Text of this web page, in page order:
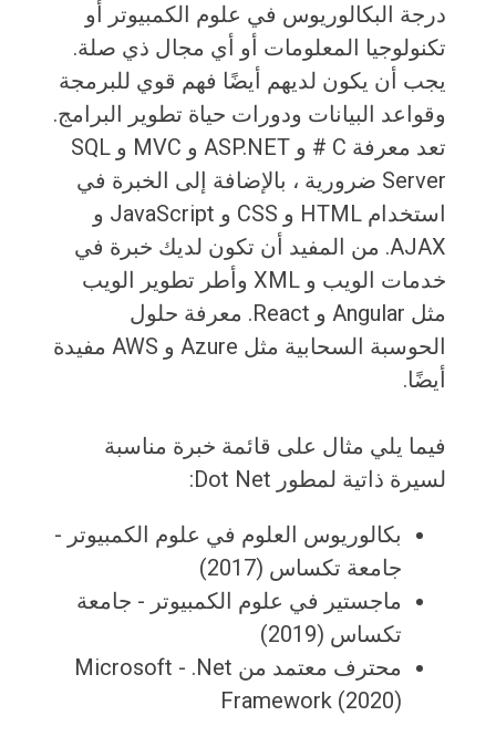
درجة البكالوريوس في علوم الكمبيوتر أو
تكنولوجيا المعلومات أو أي مجال ذي صلة.
يجب أن يكون لديهم أيضًا فهم قوي للبرمجة
وقواعد البيانات ودورات حياة تطوير البرامج.
تعد معرفة C # و ASP.NET و MVC و SQL
Server ضرورية ، بالإضافة إلى الخبرة في
استخدام HTML و CSS و JavaScript و
AJAX. من المفيد أن تكون لديك خبرة في
خدمات الويب و XML وأطر تطوير الويب
مثل Angular و React. معرفة حلول
الحوسبة السحابية مثل Azure و AWS مفيدة
أيضًا.
فيما يلي مثال على قائمة خبرة مناسبة
لسيرة ذاتية لمطور Dot Net:
بكالوريوس العلوم في علوم الكمبيوتر -
جامعة تكساس (2017)
ماجستير في علوم الكمبيوتر - جامعة
تكساس (2019)
محترف معتمد من Microsoft - .Net
Framework (2020)